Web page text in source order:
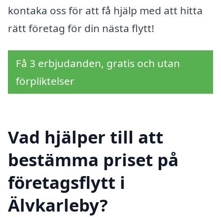
kontaka oss för att få hjälp med att hitta
rätt företag för din nästa flytt!
Få 3 erbjudanden, gratis och utan
förpliktelser
Vad hjälper till att
bestämma priset på
företagsflytt i
Älvkarleby?